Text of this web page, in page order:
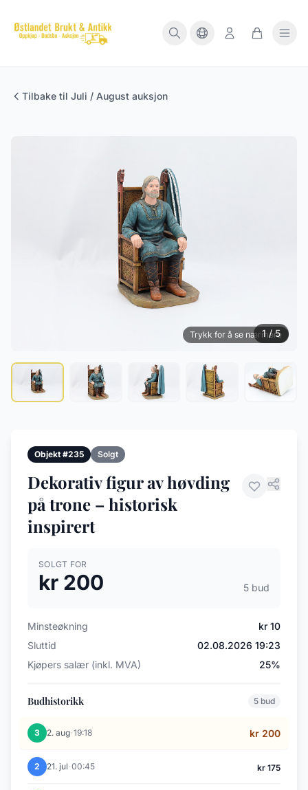
Tilbake til Juli / August auksjon
Trykk for å se nærmere
1 / 5
Objekt #235 Solgt
Dekorativ figur av høvding
på trone – historisk
inspirert
SOLGT FOR
kr 200 5 bud
Minsteøkning
kr 10
Sluttid
02.08.2026 19:23
Kjøpers salær (inkl. MVA)
25%
Budhistorikk 5 bud
3 2. aug·19:18 kr 200
2 21. jul·00:45 kr 175